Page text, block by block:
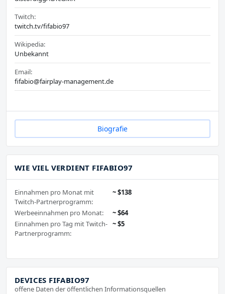
Twitch:
twitch.tv/fifabio97
Wikipedia:
Unbekannt
Email:
fifabio@fairplay-management.de
Biografie
WIE VIEL VERDIENT FIFABIO97
Einnahmen pro Monat mit
Twitch-Partnerprogramm:
~ $138
Werbeeinnahmen pro Monat:
~ $64
Einnahmen pro Tag mit Twitch-
Partnerprogramm:
~ $5
DEVICES FIFABIO97
offene Daten der öffentlichen Informationsquellen